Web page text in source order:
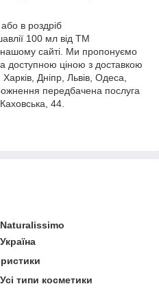
в роздріб
100 мл від ТМ
сайті. Ми пропонуємо
доступною ціною з доставкою
Дніпр, Львів, Одеса,
передбачена послуга
44.
Naturalissimo
Україна
Усі типи косметики